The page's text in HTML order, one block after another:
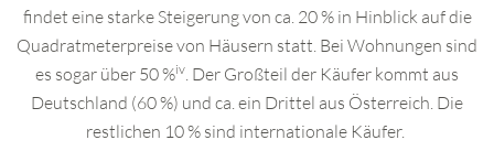
findet eine starke Steigerung von ca. 20 % in Hinblick auf die
Quadratmeterpreise von Häusern statt. Bei Wohnungen sind
es sogar über 50 %iv . Der Großteil der Käufer kommt aus
Deutschland (60 %) und ca. ein Drittel aus Österreich. Die
restlichen 10 % sind internationale Käufer.